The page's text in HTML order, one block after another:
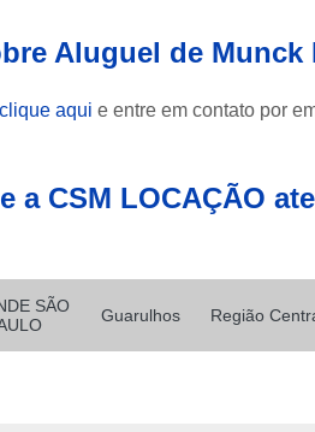
alugar
locar
caminhão
munck
de
containers
Aluguel de
clique aqui e entre em contato por
a CSM LOCAÇÃO
SÃO
Guarulhos Região